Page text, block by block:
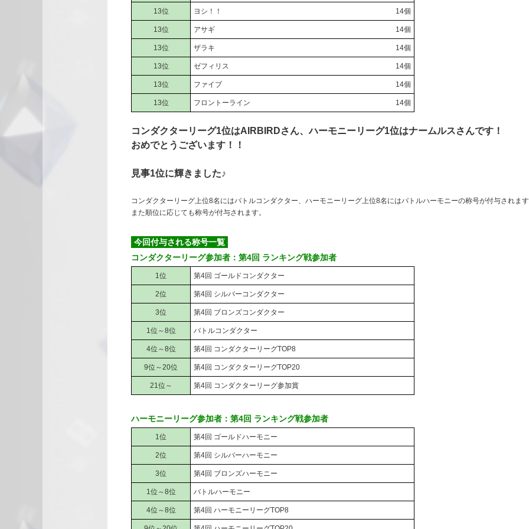
13位 ヨシ！！ 14個
13位 アサギ 14個
13位 ザラキ 14個
13位 ゼフィリス 14個
13位 ファイブ 14個
13位 フロントーライン 14個
コンダクターリーグ1位はAIRBIRDさん、ハーモニーリーグ1位はナームルスさんです！
おめでとうございます！！
見事1位に輝きました♪
コンダクターリーグ上位8名にはバトルコンダクター、ハーモニーリーグ上位8名にはバトルハーモニーの称号が付与されま
また順位に応じても称号が付与されます。
今回付与される称号一覧
コンダクターリーグ参加者：第4回 ランキング戦参加者
1位 第4回 ゴールドコンダクター
2位 第4回 シルバーコンダクター
3位 第4回 ブロンズコンダクター
1位～8位 バトルコンダクター
4位～8位 第4回 コンダクターリーグTOP8
9位～20位 第4回 コンダクターリーグTOP20
21位～ 第4回 コンダクターリーグ参加賞
ハーモニーリーグ参加者：第4回 ランキング戦参加者
1位 第4回 ゴールドハーモニー
2位 第4回 シルバーハーモニー
3位 第4回 ブロンズハーモニー
1位～8位 バトルハーモニー
4位～8位 第4回 ハーモニーリーグTOP8